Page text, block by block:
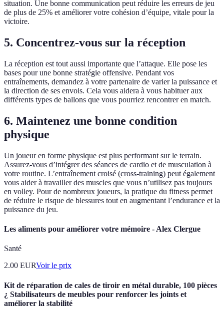
situation. Une bonne communication peut réduire les erreurs de jeu
de plus de 25% et améliorer votre cohésion d’équipe, vitale pour la
victoire.
5. Concentrez-vous sur la réception
La réception est tout aussi importante que l’attaque. Elle pose les
bases pour une bonne stratégie offensive. Pendant vos
entraînements, demandez à votre partenaire de varier la puissance et
la direction de ses envois. Cela vous aidera à vous habituer aux
différents types de ballons que vous pourriez rencontrer en match.
6. Maintenez une bonne condition
physique
Un joueur en forme physique est plus performant sur le terrain.
Assurez-vous d’intégrer des séances de cardio et de musculation à
votre routine. L’entraînement croisé (cross-training) peut également
vous aider à travailler des muscles que vous n’utilisez pas toujours
en volley. Pour de nombreux joueurs, la pratique du fitness permet
de réduire le risque de blessures tout en augmentant l’endurance et la
puissance du jeu.
Les aliments pour améliorer votre mémoire - Alex Clergue
Santé
2.00 EURVoir le prix
Kit de réparation de cales de tiroir en métal durable, 100 pièces
¿ Stabilisateurs de meubles pour renforcer les joints et
améliorer la stabilité